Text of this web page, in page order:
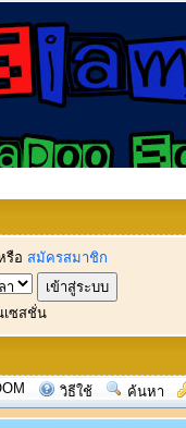
รือ สมัครสมาชิก
เซสชั่น
วิธีใช้ ค้นหา